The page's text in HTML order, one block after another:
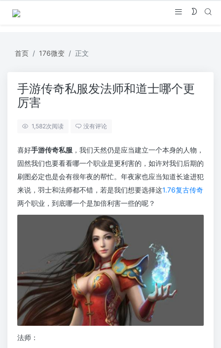
首页 176微变 正文
手游传奇私服发法师和道士哪个更
厉害
1,582次阅读 没有评论
喜好手游传奇私服 ，我们天然仍是应当建立一个本身的人物，
固然我们也要看看哪一个职业是更利害的，如许对我们后期的
刷图必定也是会有很年夜的帮忙。年夜家也应当知道长途进犯
来说，羽士和法师都不错，若是我们想要选择这1.76复古传奇
两个职业，到底哪一个是加倍利害一些的呢？
法师：